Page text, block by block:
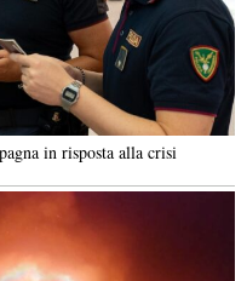
in risposta alla crisi